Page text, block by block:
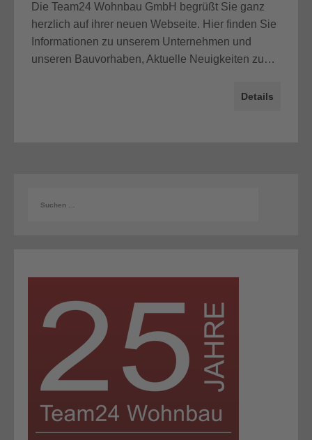
Die Team24 Wohnbau GmbH begrüßt Sie ganz
herzlich auf ihrer neuen Webseite. Hier finden Sie
Informationen zu unserem Unternehmen und
unseren Bauvorhaben, Aktuelle Neuigkeiten zu…
Details